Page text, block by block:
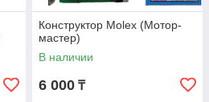
Конструктор Molex (Мотор-
мастер)
В наличии
6 000 ₸